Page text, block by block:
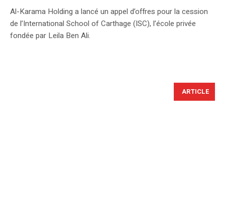
Al-Karama Holding a lancé un appel d’offres pour la cession
de l’International School of Carthage (ISC), l’école privée
fondée par Leila Ben Ali.
ARTICLE